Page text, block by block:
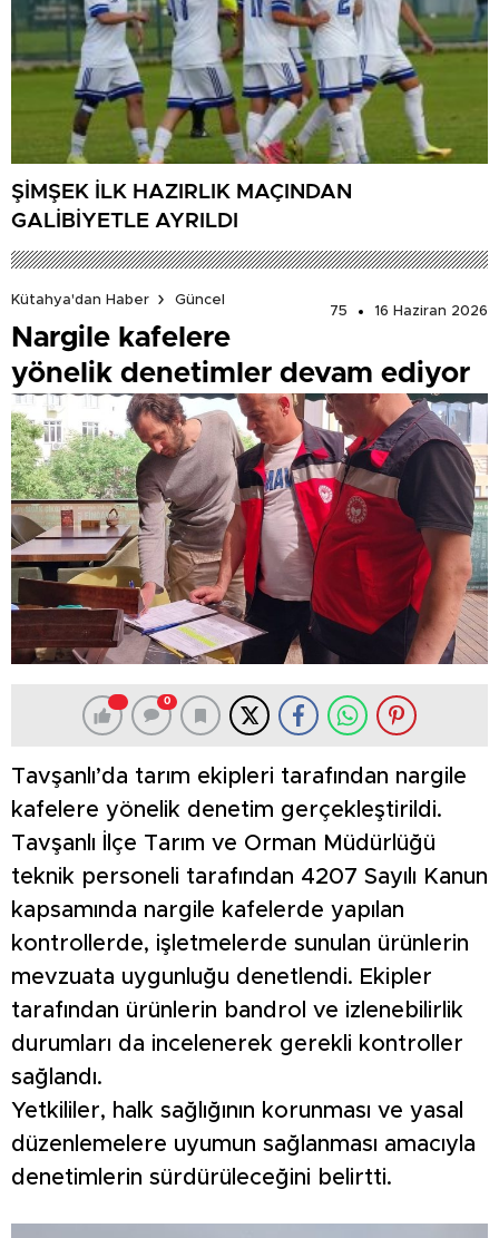
ŞİMŞEK İLK HAZIRLIK MAÇINDAN
GALİBİYETLE AYRILDI
Kütahya'dan Haber
Güncel
75
16 Haziran 2026
Nargile kafelere
yönelik denetimler devam ediyor
0
Tavşanlı’da tarım ekipleri tarafından nargile
kafelere yönelik denetim gerçekleştirildi.
Tavşanlı İlçe Tarım ve Orman Müdürlüğü
teknik personeli tarafından 4207 Sayılı Kanun
kapsamında nargile kafelerde yapılan
kontrollerde, işletmelerde sunulan ürünlerin
mevzuata uygunluğu denetlendi. Ekipler
tarafından ürünlerin bandrol ve izlenebilirlik
durumları da incelenerek gerekli kontroller
sağlandı.
Yetkililer, halk sağlığının korunması ve yasal
düzenlemelere uyumun sağlanması amacıyla
denetimlerin sürdürüleceğini belirtti.